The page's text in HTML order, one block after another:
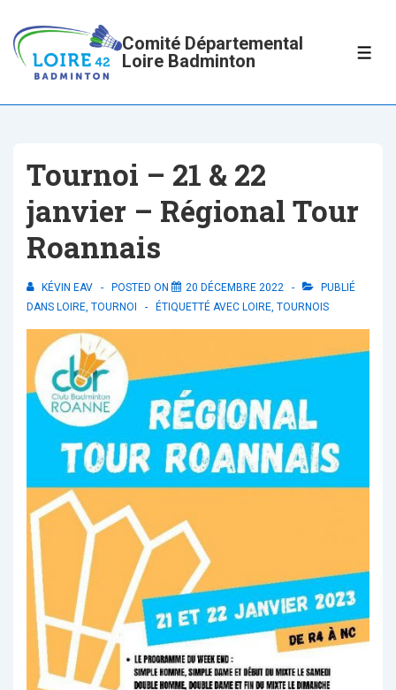
passer
contenu
principal
Comité Départemental
Loire Badminton
Tournoi – 21 & 22
janvier – Régional Tour
Roannais
KÉVIN EAV POSTED ON 20 DÉCEMBRE 2022
PUBLIÉ
DANS LOIRE, TOURNOI ÉTIQUETTÉ AVEC LOIRE, TOURNOIS